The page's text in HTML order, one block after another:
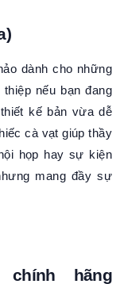
dành cho những
nếu bạn đang
kế bản vừa dễ
cà vạt giúp thầy
họp hay sự kiện
mang đầy sự
hãng